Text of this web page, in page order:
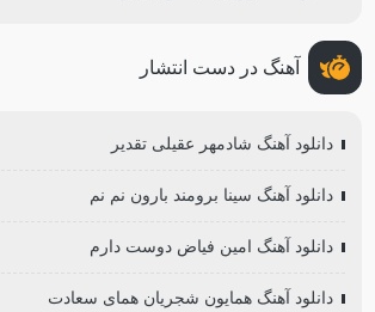
آهنگ در دست انتشار
دانلود آهنگ شادمهر عقیلی تقدیر
دانلود آهنگ سینا برومند بارون نم نم
دانلود آهنگ امین فیاض دوست دارم
دانلود آهنگ همایون شجریان همای سعادت